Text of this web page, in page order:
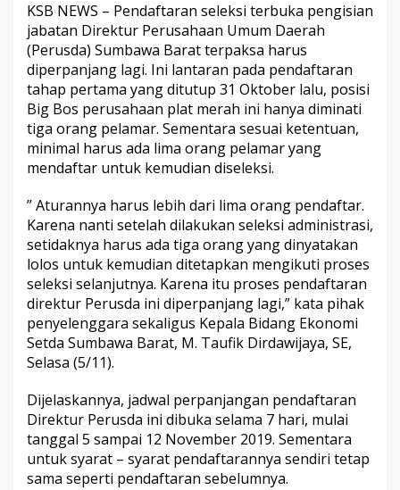
KSB NEWS – Pendaftaran seleksi terbuka pengisian
jabatan Direktur Perusahaan Umum Daerah
(Perusda) Sumbawa Barat terpaksa harus
diperpanjang lagi. Ini lantaran pada pendaftaran
tahap pertama yang ditutup 31 Oktober lalu, posisi
Big Bos perusahaan plat merah ini hanya diminati
tiga orang pelamar. Sementara sesuai ketentuan,
minimal harus ada lima orang pelamar yang
mendaftar untuk kemudian diseleksi.
” Aturannya harus lebih dari lima orang pendaftar.
Karena nanti setelah dilakukan seleksi administrasi,
setidaknya harus ada tiga orang yang dinyatakan
lolos untuk kemudian ditetapkan mengikuti proses
seleksi selanjutnya. Karena itu proses pendaftaran
direktur Perusda ini diperpanjang lagi,” kata pihak
penyelenggara sekaligus Kepala Bidang Ekonomi
Setda Sumbawa Barat, M. Taufik Dirdawijaya, SE,
Selasa (5/11).
Dijelaskannya, jadwal perpanjangan pendaftaran
Direktur Perusda ini dibuka selama 7 hari, mulai
tanggal 5 sampai 12 November 2019. Sementara
untuk syarat – syarat pendaftarannya sendiri tetap
sama seperti pendaftaran sebelumnya.